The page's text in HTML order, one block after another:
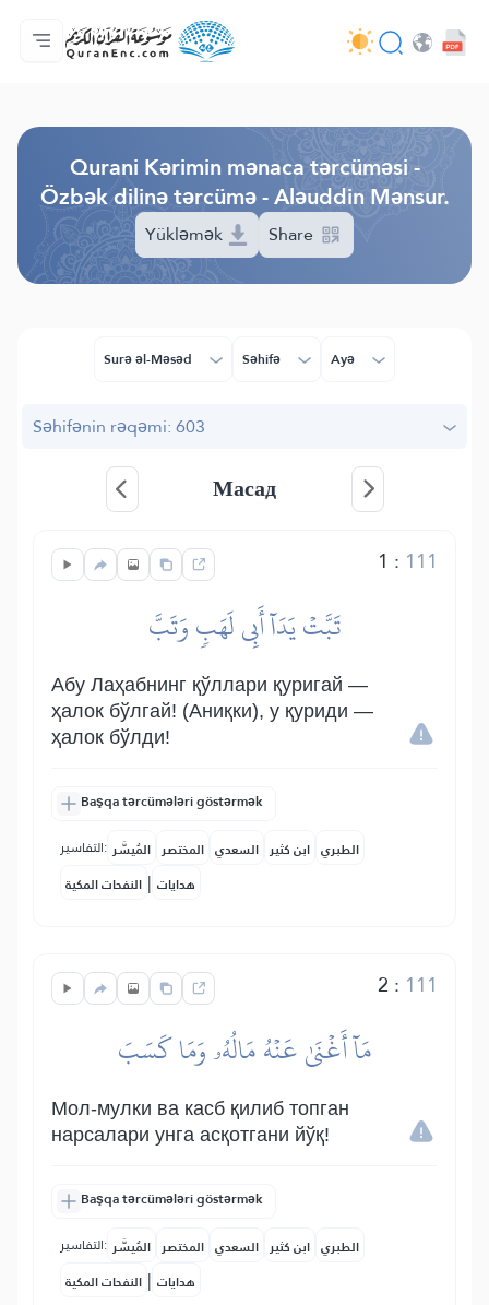
Ana səhifə
Tərcümənin mündəricatı
Audio
Tərtibatçıların xidməti - API
Layihə haqqında
Bizimlə əlaqə saxla
Dil
Qurani Kərimin mənaca tərcüməsi -
Özbək dilinə tərcümə - Aləuddin Mənsur.
Yükləmək Share
Surə əl-Məsəd Səhifə Ayə
Səhifənin rəqəmi: 603
Масад
1 : 111
تَبَّتۡ يَدَآ أَبِي لَهَبٖ وَتَبَّ
Абу Лаҳабнинг қўллари қуригай —
ҳалок бўлгай! (Аниқки), у қуриди —
ҳалок бўлди!
Başqa tərcümələri göstərmək
التفاسير: المُيسَّر المختصر السعدي ابن كثير الطبري
النفحات المكية | هدايات
2 : 111
مَآ أَغۡنَىٰ عَنۡهُ مَالُهُۥ وَمَا كَسَبَ
Мол-мулки ва касб қилиб топган
нарсалари унга асқотгани йўқ!
Başqa tərcümələri göstərmək
التفاسير: المُيسَّر المختصر السعدي ابن كثير الطبري
النفحات المكية | هدايات